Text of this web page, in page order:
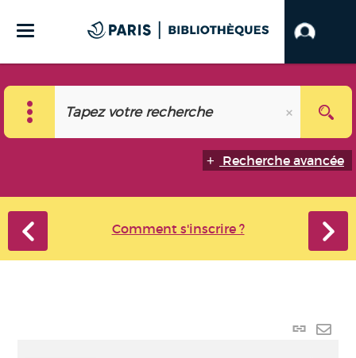
Recherche avancée
Comment s'inscrire ?
Lien